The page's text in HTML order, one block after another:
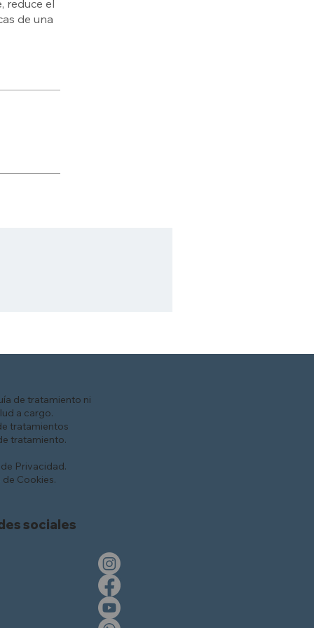
reduce el
de una
de tratamiento ni
a cargo.
tratamientos
tratamiento.
Privacidad.
de Cookies.
sociales